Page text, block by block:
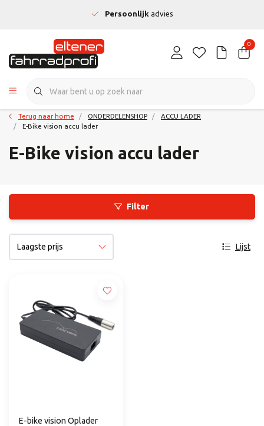
Persoonlijkadvies
0
Terug naar home ONDERDELENSHOP
ACCU LADER
E-Bike vision accu lader
E-Bike vision accu lader
Filter
Lijst
E-bike vision Oplader